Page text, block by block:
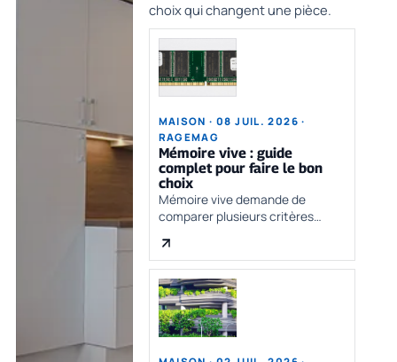
choix qui changent une pièce.
MAISON · 08 JUIL. 2026 ·
RAGEMAG
Mémoire vive : guide
complet pour faire le bon
choix
Mémoire vive demande de
comparer plusieurs critères
dépend du besoin réel, du
budget, des contraintes
pratiques et de la qualité des
informations disponible